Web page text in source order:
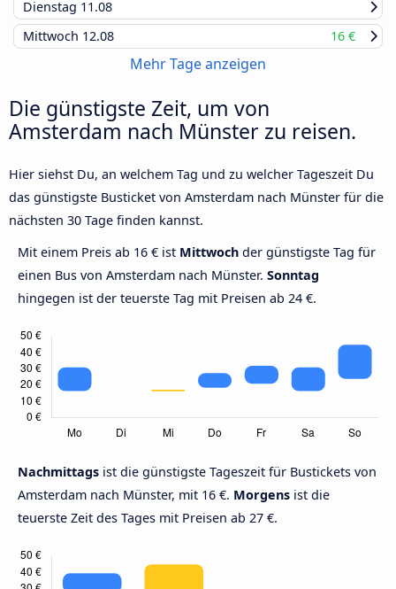
Dienstag 11.08
Mittwoch 12.08 16 €
Mehr Tage anzeigen
Die günstigste Zeit, um von
Amsterdam nach Münster zu reisen.
Hier siehst Du, an welchem Tag und zu welcher Tageszeit Du
das günstigste Busticket von Amsterdam nach Münster für die
nächsten 30 Tage finden kannst.
Mit einem Preis ab 16 € ist Mittwoch der günstigste Tag für
einen Bus von Amsterdam nach Münster. Sonntag
hingegen ist der teuerste Tag mit Preisen ab 24 €.
Nachmittags ist die günstigste Tageszeit für Bustickets von
Amsterdam nach Münster, mit 16 €. Morgens ist die
teuerste Zeit des Tages mit Preisen ab 27 €.